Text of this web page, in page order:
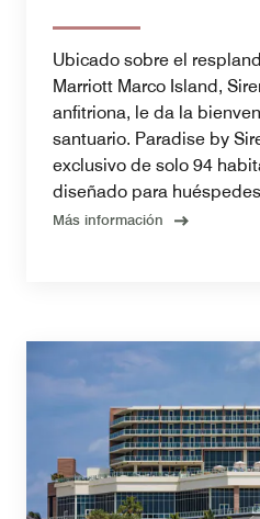
Ubicado sobre el
Marriott Marco Island,
anfitriona, le da la
santuario. Paradise by
exclusivo de solo 94
diseñado para
Más información